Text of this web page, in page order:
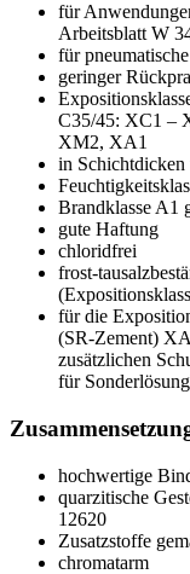
für
Arbeitsblatt W
für
geringer
C35/45: XC1 –
XM2, XA1
in Schichtdicken
Brandklasse A1
gute Haftung
chloridfrei
frost-
für die
(SR-Zement)
zusätzlichen
für
hochwertige
quarzitische
12620
Zusatzstoffe
chromatarm